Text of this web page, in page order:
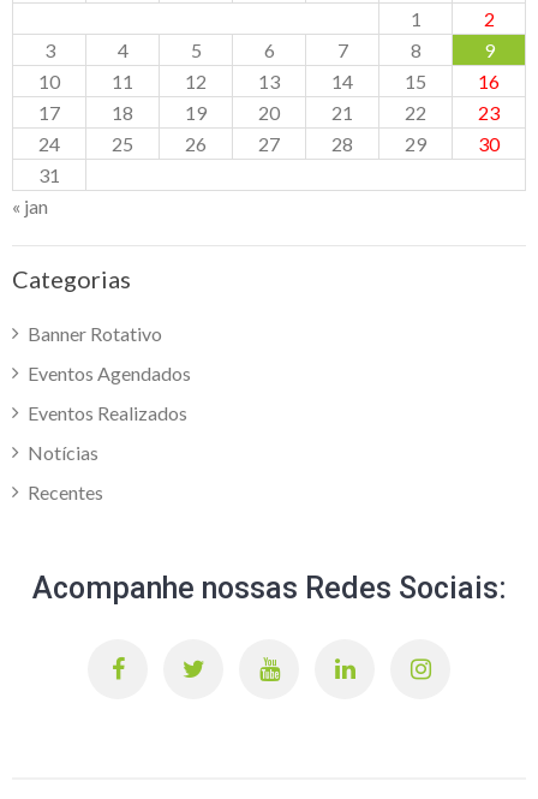
1
2
3
4 5 6 7 8
9
10
11 12 13 14 15
16
17
18 19 20 21 22
23
24
25 26 27 28 29
30
31
« jan
Categorias
Banner Rotativo
Eventos Agendados
Eventos Realizados
Notícias
Recentes
Acompanhe nossas Redes Sociais: